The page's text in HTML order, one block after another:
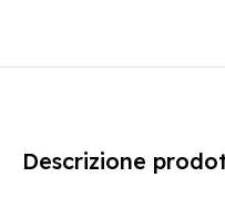
Descrizione